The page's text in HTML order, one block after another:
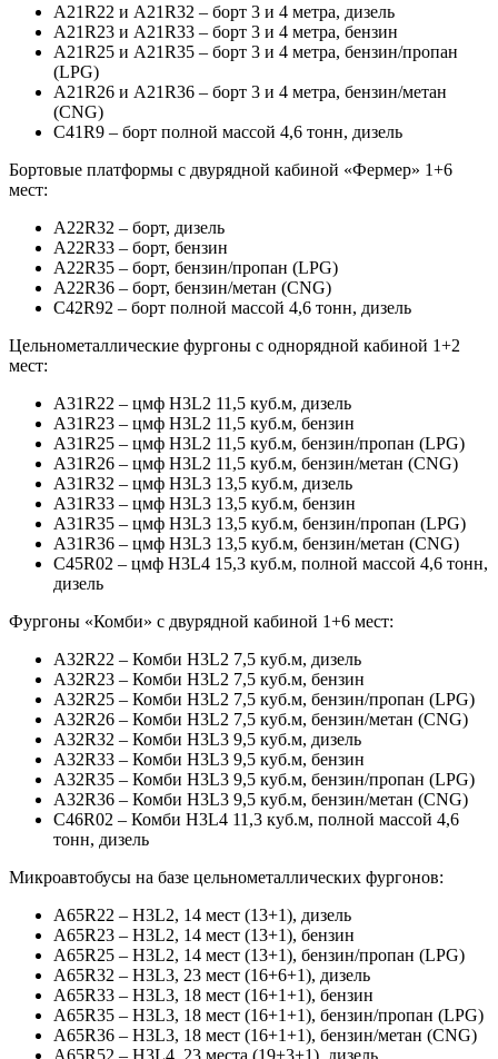
А21R22 и А21R32 – борт 3 и 4 метра, дизель
А21R23 и А21R33 – борт 3 и 4 метра, бензин
А21R25 и А21R35 – борт 3 и 4 метра, бензин/пропан
(LPG)
А21R26 и А21R36 – борт 3 и 4 метра, бензин/метан
(CNG)
С41R9 – борт полной массой 4,6 тонн, дизель
Бортовые платформы с двурядной кабиной «Фермер» 1+6
мест:
А22R32 – борт, дизель
А22R33 – борт, бензин
А22R35 – борт, бензин/пропан (LPG)
А22R36 – борт, бензин/метан (CNG)
С42R92 – борт полной массой 4,6 тонн, дизель
Цельнометаллические фургоны с однорядной кабиной 1+2
мест:
А31R22 – цмф H3L2 11,5 куб.м, дизель
А31R23 – цмф H3L2 11,5 куб.м, бензин
А31R25 – цмф H3L2 11,5 куб.м, бензин/пропан (LPG)
А31R26 – цмф H3L2 11,5 куб.м, бензин/метан (CNG)
А31R32 – цмф H3L3 13,5 куб.м, дизель
А31R33 – цмф H3L3 13,5 куб.м, бензин
А31R35 – цмф H3L3 13,5 куб.м, бензин/пропан (LPG)
А31R36 – цмф H3L3 13,5 куб.м, бензин/метан (CNG)
С45R02 – цмф H3L4 15,3 куб.м, полной массой 4,6 тонн,
дизель
Фургоны «Комби» с двурядной кабиной 1+6 мест:
А32R22 – Комби H3L2 7,5 куб.м, дизель
А32R23 – Комби H3L2 7,5 куб.м, бензин
А32R25 – Комби H3L2 7,5 куб.м, бензин/пропан (LPG)
А32R26 – Комби H3L2 7,5 куб.м, бензин/метан (CNG)
А32R32 – Комби H3L3 9,5 куб.м, дизель
А32R33 – Комби H3L3 9,5 куб.м, бензин
А32R35 – Комби H3L3 9,5 куб.м, бензин/пропан (LPG)
А32R36 – Комби H3L3 9,5 куб.м, бензин/метан (CNG)
С46R02 – Комби H3L4 11,3 куб.м, полной массой 4,6
тонн, дизель
Микроавтобусы на базе цельнометаллических фургонов:
А65R22 – H3L2, 14 мест (13+1), дизель
А65R23 – H3L2, 14 мест (13+1), бензин
А65R25 – H3L2, 14 мест (13+1), бензин/пропан (LPG)
А65R32 – H3L3, 23 мест (16+6+1), дизель
А65R33 – H3L3, 18 мест (16+1+1), бензин
А65R35 – H3L3, 18 мест (16+1+1), бензин/пропан (LPG)
А65R36 – H3L3, 18 мест (16+1+1), бензин/метан (CNG)
А65R52 – H3L4, 23 места (19+3+1), дизель